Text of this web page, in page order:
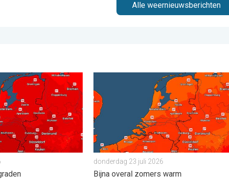
Alle weernieuwsberichten
25 juli 2026
tropisch warm. Tot maximaal 35 graden. . . dinsdag 28 juli
Zaterdag warmste dag van de week.
donderdag 23 juli 2026
Bijna overal zomers warm